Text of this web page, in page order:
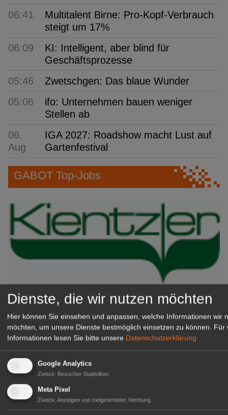
06:41
Multitalent Birne: Pro-Kopf-Verbrauch
steigt um 17%
06:09
KI: Intelligent, aber blind für
Geschäftsprozesse
05:46
Zwetschgen: Das blaue Wunder
05:06
ifo: Unternehmen bauen weniger
Stellen ab
06.
Aug
IGA 2027: Roadshow macht Lust auf
Gartenfestival
GABOT Top-Jobs
Kientzler Jungpflanzen GmbH
& Co KG
Gärtner im Zierpflanzenbau
(Geselle/Meister/Techniker)
(m/w/d)
Gensingen
zur Stellenanzeige
Dienste, die wir nutzen möchten
Hier können Sie einsehen und anpassen, welche Informationen wir
möchten, um unsere Dienste bestmöglich einsetzen zu können.
Für
Informationen lesen Sie bitte unsere Datenschutzerklärung
Google Analytics
Zweck: Besucher-Statistiken
Meta Pixel
Zweck: Anzeigen von zielgerichteter Werbung